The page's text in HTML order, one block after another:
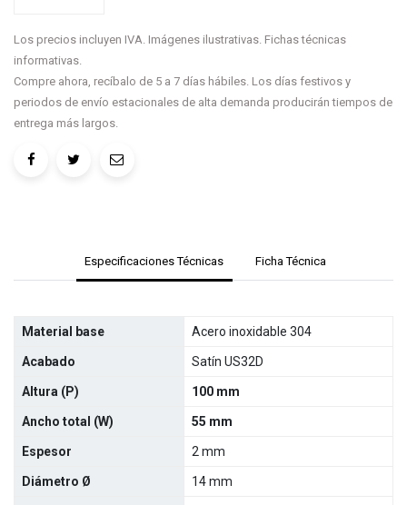
Los precios incluyen IVA. Imágenes ilustrativas. Fichas técnicas
informativas.
Compre ahora, recíbalo de 5 a 7 días hábiles. Los días festivos y
periodos de envío estacionales de alta demanda producirán tiempos de
entrega más largos.
Especificaciones Técnicas Ficha Técnica
Material base Acero inoxidable 304
Acabado Satín US32D
Altura (P) 100 mm
Ancho total (W) 55 mm
Espesor 2 mm
Diámetro Ø 14 mm